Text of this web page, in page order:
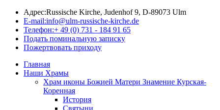
Адрес:Russische Kirche, Judenhof 9, D-89073 Ulm
E-mail:info@ulm-russische-kirche.de
Телефон:+ 49 (0) 731 - 184 91 65
Подать поминальную записку
Пожертвовать приходу
Главная
Наши Храмы
Храм иконы Божией Матери Знамение Курская-
Коренная
История
Святыни